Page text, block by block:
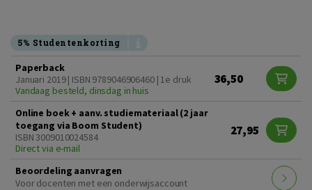
5% Studentenkorting
Paperback
Januari 2019 | ISBN 9789046906460 | 1e druk
Vandaag besteld, dinsdag in huis
36,50
Online boek + aanv. studiemateriaal (2 jaar
toegang via Boom Student)
ISBN 3009010024584
Direct via e-mail
27,95
Beoordeling aanvragen
Voor docenten met een onderwijsaccount